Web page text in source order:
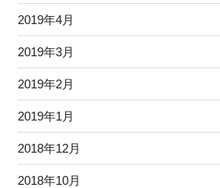
2019年4月
2019年3月
2019年2月
2019年1月
2018年12月
2018年10月